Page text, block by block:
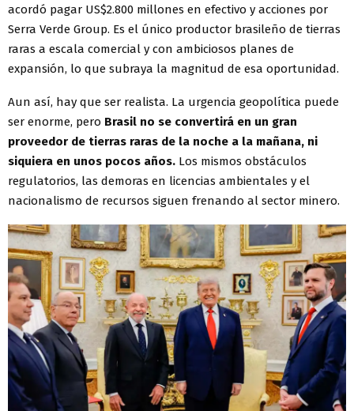
acordó pagar US$2.800 millones en efectivo y acciones por
Serra Verde Group. Es el único productor brasileño de tierras
raras a escala comercial y con ambiciosos planes de
expansión, lo que subraya la magnitud de esa oportunidad.
Aun así, hay que ser realista. La urgencia geopolítica puede
ser enorme, pero Brasil no se convertirá en un gran
proveedor de tierras raras de la noche a la mañana, ni
siquiera en unos pocos años. Los mismos obstáculos
regulatorios, las demoras en licencias ambientales y el
nacionalismo de recursos siguen frenando al sector minero.